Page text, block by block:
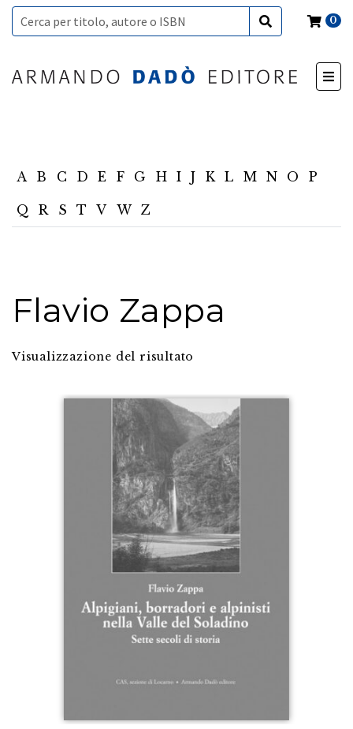
0
A B C D E F G H I J K L M N O P
Q R S T V W Z
Flavio Zappa
Visualizzazione del risultato